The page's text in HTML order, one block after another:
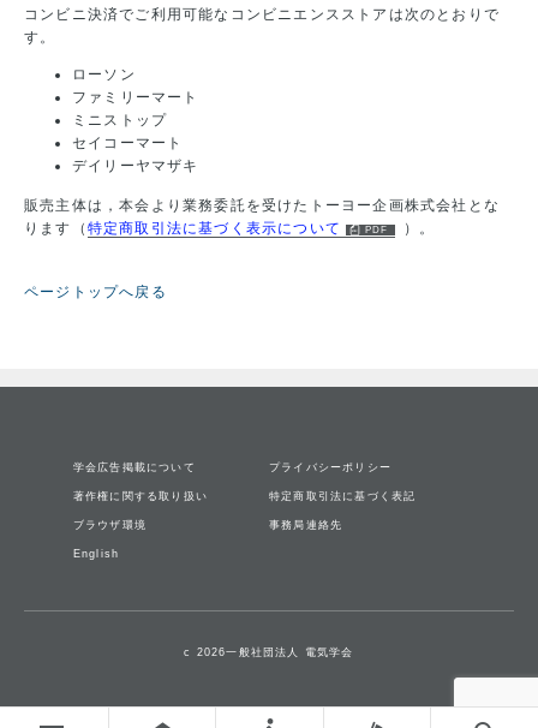
コンビニ決済でご利用可能なコンビニエンスストアは次のとおりで
す。
ローソン
ファミリーマート
ミニストップ
セイコーマート
デイリーヤマザキ
販売主体は，本会より業務委託を受けたトーヨー企画株式会社とな
ります（ 特定商取引法に基づく表示について ）。
ページトップへ戻る
学会広告掲載について プライバシーポリシー
著作権に関する取り扱い 特定商取引法に基づく表記
ブラウザ環境 事務局連絡先
English
c 2026一般社団法人 電気学会